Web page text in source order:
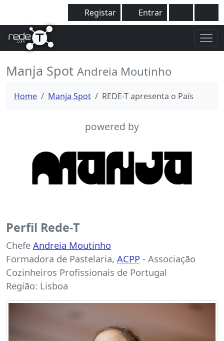
Registar Entrar
Manja Spot Andreia Moutinho
Home Manja Spot REDE-T apresenta o País
powered by
Perfil Rede-T
Chefe Andreia Moutinho
Formadora de Pastelaria, ACPP - Associação
Cozinheiros Profissionais de Portugal
Região: Lisboa